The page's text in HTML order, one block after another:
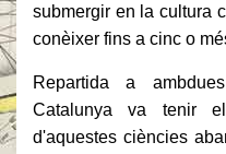
submergir en la cultura
conèixer fins a cinc o
Repartida a
Catalunya va tenir
d'aquestes ciències